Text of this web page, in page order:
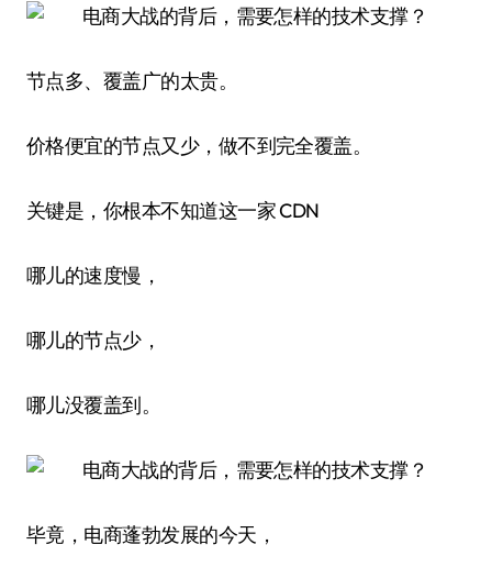
节点多、覆盖广的太贵。
价格便宜的节点又少，做不到完全覆盖。
关键是，你根本不知道这一家 CDN
哪儿的速度慢，
哪儿的节点少，
哪儿没覆盖到。
毕竟，电商蓬勃发展的今天，